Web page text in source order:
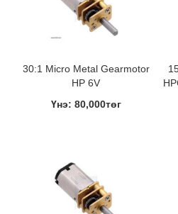
30:1 Micro Metal Gearmotor
HP 6V
Үнэ: 80,000төг